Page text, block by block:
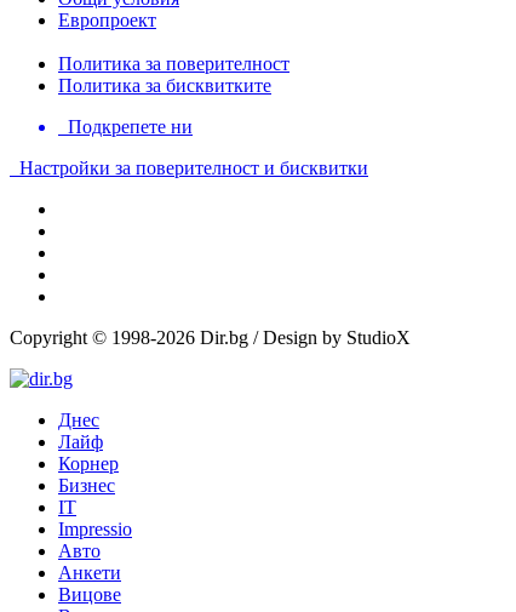
Европроект
Политика за поверителност
Политика за бисквитките
Подкрепете ни
Настройки за поверителност и бисквитки
Copyright © 1998-2026 Dir.bg / Design by StudioX
Днес
Лайф
Корнер
Бизнес
IT
Impressio
Авто
Анкети
Вицове